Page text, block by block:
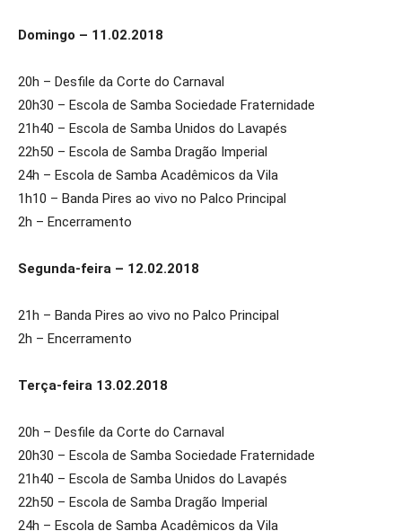
Domingo – 11.02.2018
20h – Desfile da Corte do Carnaval
20h30 – Escola de Samba Sociedade Fraternidade
21h40 – Escola de Samba Unidos do Lavapés
22h50 – Escola de Samba Dragão Imperial
24h – Escola de Samba Acadêmicos da Vila
1h10 – Banda Pires ao vivo no Palco Principal
2h – Encerramento
Segunda-feira – 12.02.2018
21h – Banda Pires ao vivo no Palco Principal
2h – Encerramento
Terça-feira 13.02.2018
20h – Desfile da Corte do Carnaval
20h30 – Escola de Samba Sociedade Fraternidade
21h40 – Escola de Samba Unidos do Lavapés
22h50 – Escola de Samba Dragão Imperial
24h – Escola de Samba Acadêmicos da Vila